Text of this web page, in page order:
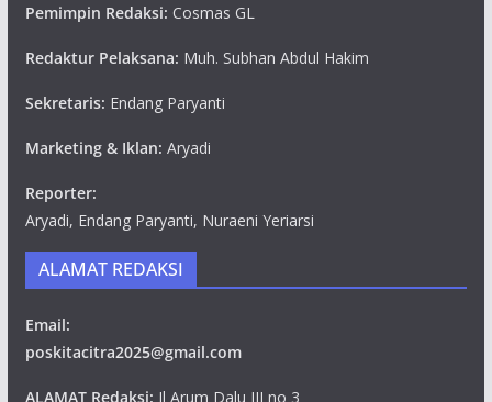
Pemimpin Redaksi: Cosmas GL
Redaktur Pelaksana: Muh. Subhan Abdul Hakim
Sekretaris: Endang Paryanti
Marketing & Iklan: Aryadi
Reporter:
Aryadi, Endang Paryanti, Nuraeni Yeriarsi
ALAMAT REDAKSI
Email:
poskitacitra2025@gmail.com
ALAMAT Redaksi: Jl Arum Dalu III no 3